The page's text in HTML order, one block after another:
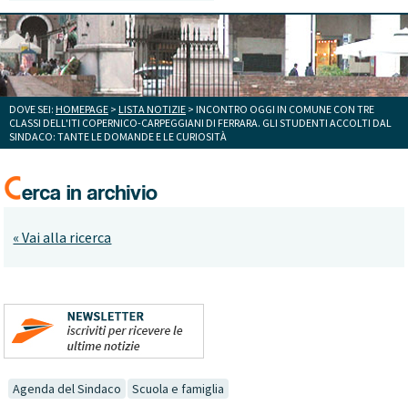
DOVE SEI: HOMEPAGE > LISTA NOTIZIE > INCONTRO OGGI IN COMUNE CON TRE
CLASSI DELL'ITI COPERNICO-CARPEGGIANI DI FERRARA. GLI STUDENTI ACCOLTI DAL
SINDACO: TANTE LE DOMANDE E LE CURIOSITÀ
« Vai alla ricerca
Agenda del Sindaco Scuola e famiglia